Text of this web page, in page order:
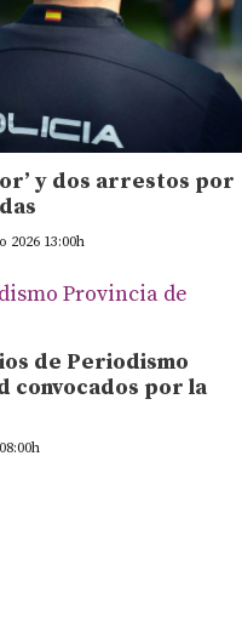
y dos arrestos por
2026 13:00h
de Periodismo
convocados por la